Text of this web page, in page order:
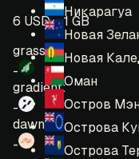
Никарагуа
Новая
Новая
Оман
Остров
Острова
Острова
6 USD = 1 GB
grass:
-
gradient:
-
dawn:
-